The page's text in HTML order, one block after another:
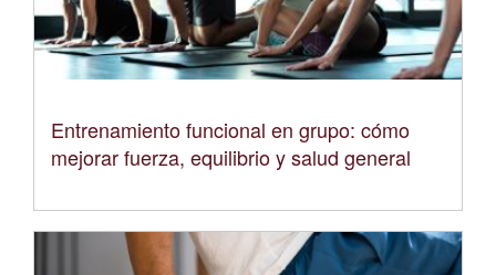
Entrenamiento funcional en grupo: cómo
mejorar fuerza, equilibrio y salud general